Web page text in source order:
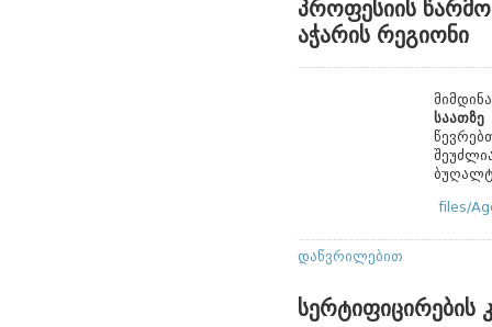
პროფესიის
აჭარის რეგიონი
საათზე
files/
დაწვრილებით
სერტიფიცირების